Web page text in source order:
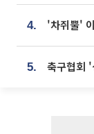
4.
5.